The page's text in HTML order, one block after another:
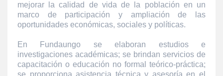
mejorar la calidad de vida de la población en un
marco de participación y ampliación de las
oportunidades económicas, sociales y políticas.
En Fundaungo se elaboran estudios e
investigaciones académicas; se brindan servicios de
capacitación o educación no formal teórico-práctica;